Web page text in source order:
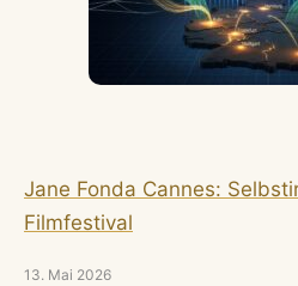
Jane Fonda Cannes:
Filmfestival
13. Mai 2026